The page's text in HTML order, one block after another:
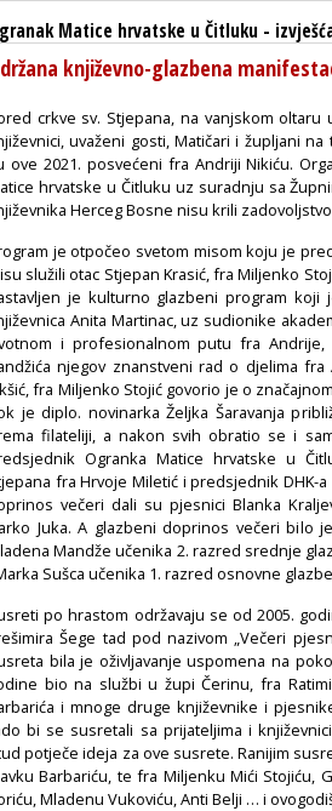
Matice hrvatske u Čitluku -
književno-glazbena
crkve sv. Stjepana, na vanjskom
uvaženi gosti, Matičari i župljani
ove 2021. posvećeni fra Andriji Nikiću.
hrvatske u Čitluku uz suradnju sa
Herceg Bosne nisu krili
je otpočeo svetom misom koju je
služili otac Stjepan Krasić, fra Miljenko
je kulturno glazbeni program
Anita Martinac, uz sudionike
i profesionalnom putu fra
njegov znanstveni rad o djelima
fra Miljenko Stojić govorio je o
je diplo. novinarka Željka Šaravanja
filateliji, a nakon svih obratio se i
Ogranka Matice hrvatske u
fra Hrvoje Miletić i predsjednik DHK-
večeri dali su pjesnici Blanka
Juka. A glazbeni doprinos večeri bilo
Mandže učenika 2. razred srednje
Sušca učenika 1. razred osnovne
po hrastom održavaju se od 2005.
Šege tad pod nazivom „Večeri
bila je oživljavanje uspomena na
bio na službi u župi Čerinu, fra
i mnoge druge književnike i
bi se susretali sa prijateljima i
potječe ideja za ove susrete. Ranijim
Barbariću, te fra Miljenku Mići Stojiću,
Mladenu Vukoviću, Anti Belji … i